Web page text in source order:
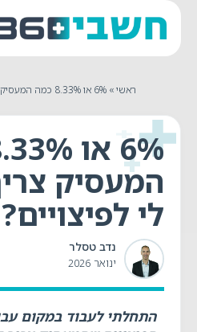
ראשי» 6% או 8.33% כמה המעסיק צריך להפקיד לי לפיצויים?
המעסיק
לי לפיצויים?
נדב טסלר
ינואר 2026
התחלתי לעבוד במקום